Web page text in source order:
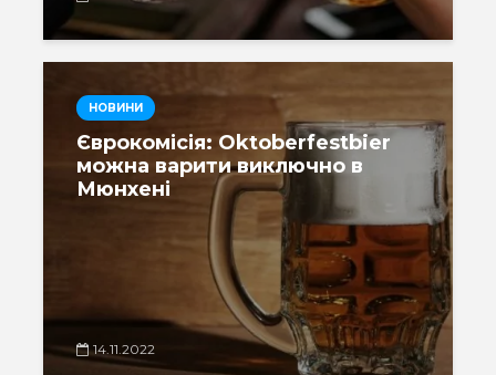
НОВИНИ
Єврокомісія: Oktoberfestbier
можна варити виключно в
Мюнхені
14.11.2022